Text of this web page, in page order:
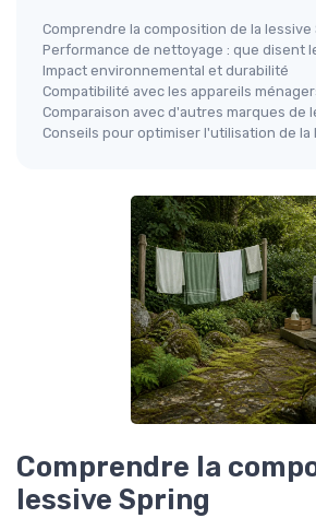
Comprendre la composition de la lessive
Performance de nettoyage : que disent
Impact environnemental et durabilité
Compatibilité avec les appareils
Comparaison avec d'autres marques de
Conseils pour optimiser l'utilisation de la
Comprendre la
lessive Spring